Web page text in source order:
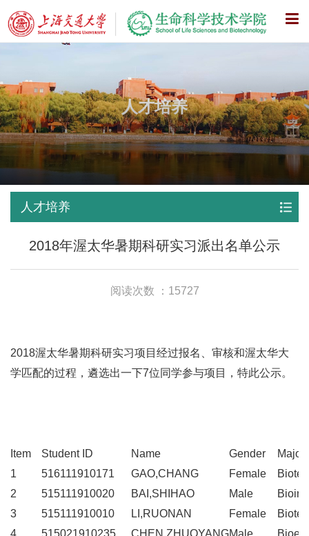
X
人才培养
人才培养
2018年渥太华暑期科研实习派出名单公示
阅读次数 ：15727
2018渥太华暑期科研实习项目经过报名、审核和渥太华大
学匹配的过程，遴选出一下7位同学参与项目，特此公示。
Item Student ID Name Gender
Major
1
516111910171 GAO,CHANG Female
2
515111910020 BAI,SHIHAO Male
3
515111910010 LI,RUONAN Female